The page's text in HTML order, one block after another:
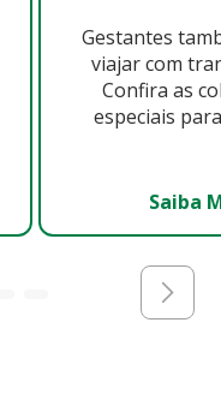
Gestantes
viajar com
Confira as
especiais
Saiba